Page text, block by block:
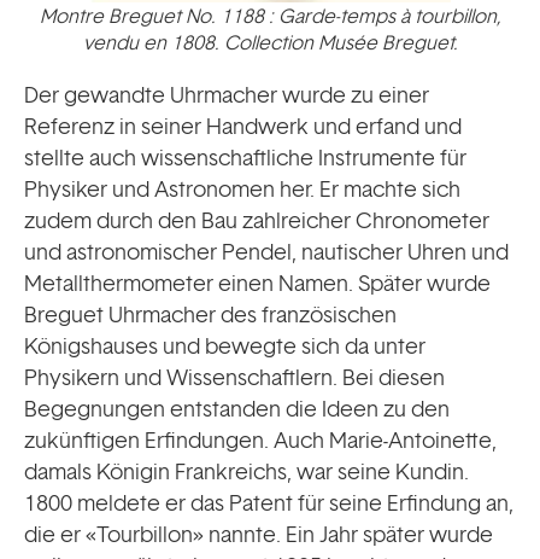
Montre Breguet No. 1188 : Garde-temps à tourbillon,
vendu en 1808. Collection Musée Breguet.
Der gewandte Uhrmacher wurde zu einer
Referenz in seiner Handwerk und erfand und
stellte auch wissenschaftliche Instrumente für
Physiker und Astronomen her. Er machte sich
zudem durch den Bau zahlreicher Chronometer
und astronomischer Pendel, nautischer Uhren und
Metallthermometer einen Namen. Später wurde
Breguet Uhrmacher des französischen
Königshauses und bewegte sich da unter
Physikern und Wissenschaftlern. Bei diesen
Begegnungen entstanden die Ideen zu den
zukünftigen Erfindungen. Auch Marie-Antoinette,
damals Königin Frankreichs, war seine Kundin.
1800 meldete er das Patent für seine Erfindung an,
die er «Tourbillon» nannte. Ein Jahr später wurde